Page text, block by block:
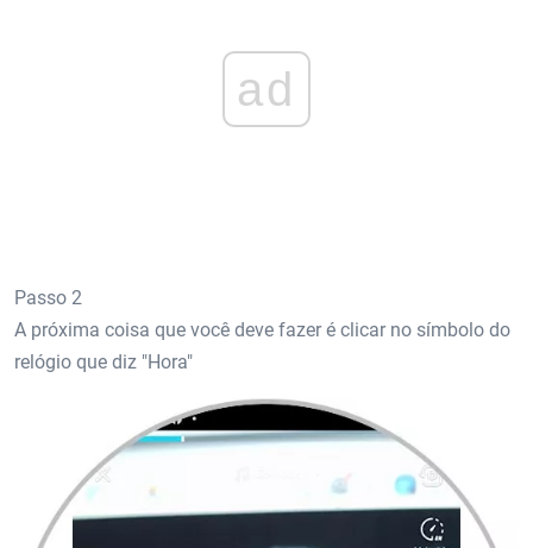
ad
Passo 2
A próxima coisa que você deve fazer é clicar no símbolo do
relógio que diz "Hora"